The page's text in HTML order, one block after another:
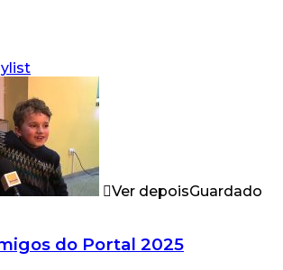
Ver depoisGuardado
do Portal 2025